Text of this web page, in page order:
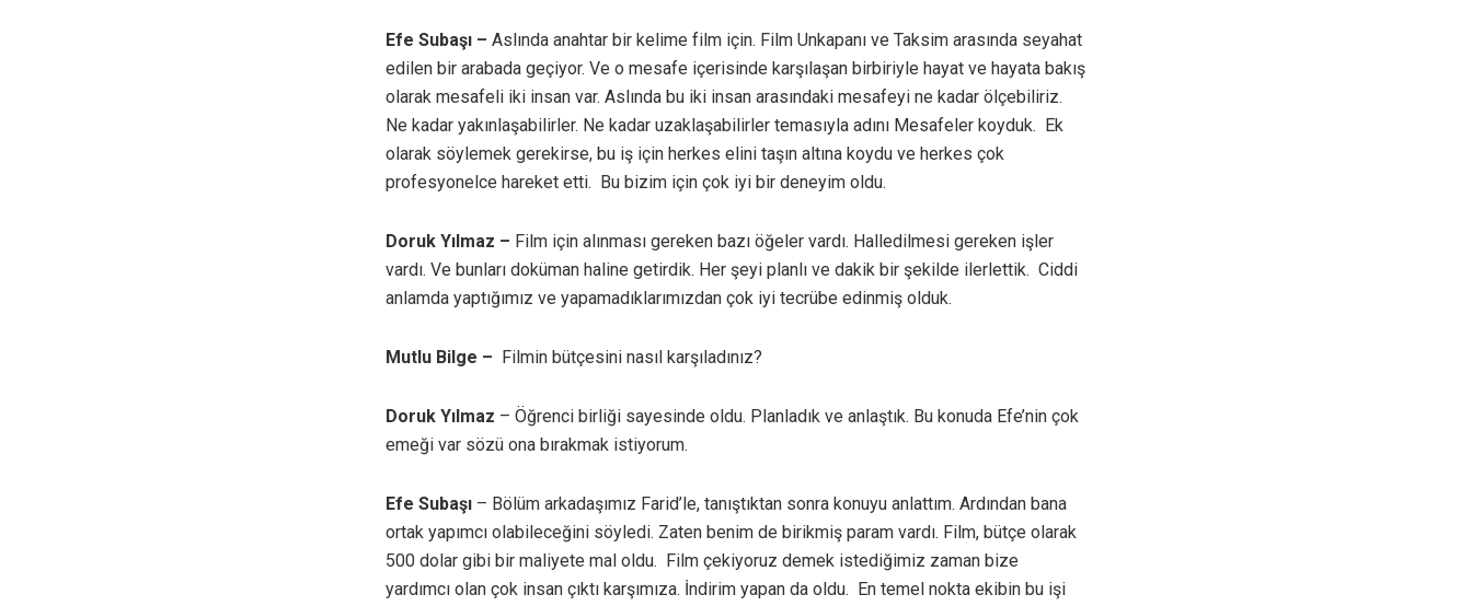
Efe Subaşı – Aslında anahtar bir kelime film için. Film Unkapanı ve Taksim arasında seyahat
edilen bir arabada geçiyor. Ve o mesafe içerisinde karşılaşan birbiriyle hayat ve hayata bakış
olarak mesafeli iki insan var. Aslında bu iki insan arasındaki mesafeyi ne kadar ölçebiliriz.
Ne kadar yakınlaşabilirler. Ne kadar uzaklaşabilirler temasıyla adını Mesafeler koyduk. Ek
olarak söylemek gerekirse, bu iş için herkes elini taşın altına koydu ve herkes çok
profesyonelce hareket etti. Bu bizim için çok iyi bir deneyim oldu.
Doruk Yılmaz – Film için alınması gereken bazı öğeler vardı. Halledilmesi gereken işler
vardı. Ve bunları doküman haline getirdik. Her şeyi planlı ve dakik bir şekilde ilerlettik. Ciddi
anlamda yaptığımız ve yapamadıklarımızdan çok iyi tecrübe edinmiş olduk.
Mutlu Bilge – Filmin bütçesini nasıl karşıladınız?
Doruk Yılmaz – Öğrenci birliği sayesinde oldu. Planladık ve anlaştık. Bu konuda Efe’nin çok
emeği var sözü ona bırakmak istiyorum.
Efe Subaşı – Bölüm arkadaşımız Farid’le, tanıştıktan sonra konuyu anlattım. Ardından bana
ortak yapımcı olabileceğini söyledi. Zaten benim de birikmiş param vardı. Film, bütçe olarak
500 dolar gibi bir maliyete mal oldu. Film çekiyoruz demek istediğimiz zaman bize
yardımcı olan çok insan çıktı karşımıza. İndirim yapan da oldu. En temel nokta ekibin bu işi